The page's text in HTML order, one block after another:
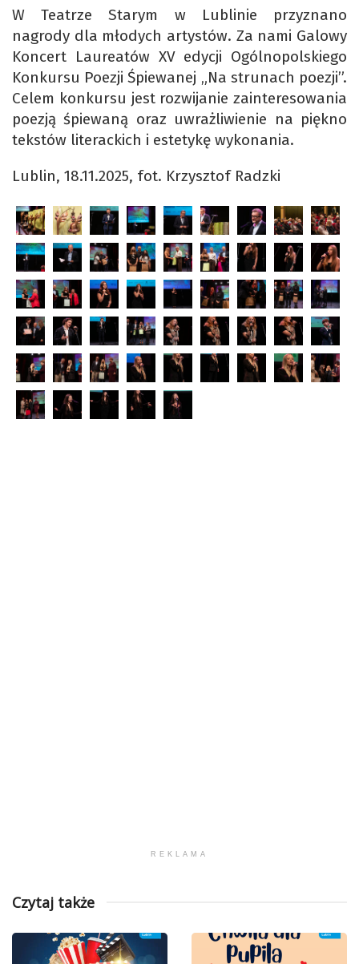
W Teatrze Starym w Lublinie przyznano
nagrody dla młodych artystów. Za nami Galowy
Koncert Laureatów XV edycji Ogólnopolskiego
Konkursu Poezji Śpiewanej „Na strunach poezji”.
Celem konkursu jest rozwijanie zainteresowania
poezją śpiewaną oraz uwrażliwienie na piękno
tekstów literackich i estetykę wykonania.
Lublin, 18.11.2025, fot. Krzysztof Radzki
REKLAMA
Czytaj także